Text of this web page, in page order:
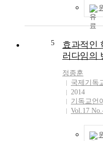
5
효과적인
러다임의
정종훈
국제기독
2014
기독교언
Vol.17